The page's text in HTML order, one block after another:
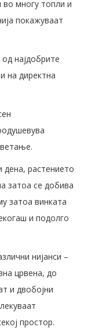
многу топли и
покажуваат
најдобрите
на директна
растението
затоа се добива
затоа винката
и подолго
нијанси –
црвена, до
и двобојни
простор.